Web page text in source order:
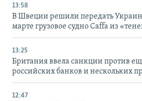
13:58
В Швеции решили передать
марте грузовое судно Caffa из
13:25
Британия ввела санкции против
российских банков и нескольких
12:47